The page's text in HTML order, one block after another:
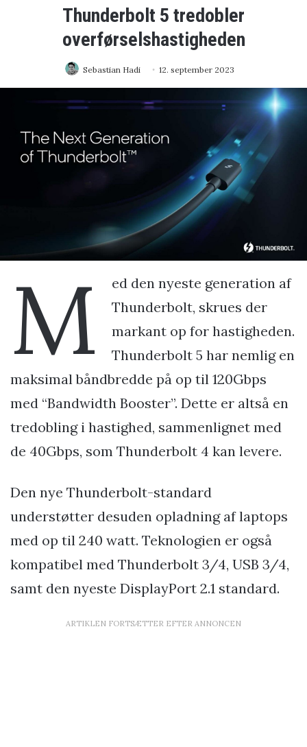
Thunderbolt 5 tredobler
overførselshastigheden
Sebastian Hadi 12. september 2023
M
ed den nyeste generation af
Thunderbolt, skrues der
markant op for hastigheden.
Thunderbolt 5 har nemlig en
maksimal båndbredde på op til 120Gbps
med “Bandwidth Booster”. Dette er altså en
tredobling i hastighed, sammenlignet med
de 40Gbps, som Thunderbolt 4 kan levere.
Den nye Thunderbolt-standard
understøtter desuden opladning af laptops
med op til 240 watt. Teknologien er også
kompatibel med Thunderbolt 3/4, USB 3/4,
samt den nyeste DisplayPort 2.1 standard.
ARTIKLEN FORTSÆTTER EFTER ANNONCEN